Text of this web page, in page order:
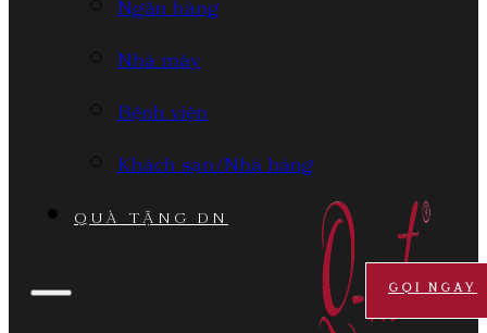
Ngân hàng
Nhà máy
Bệnh viện
Khách sạn/Nhà hàng
QUÀ TẶNG DN
GỌI NGAY